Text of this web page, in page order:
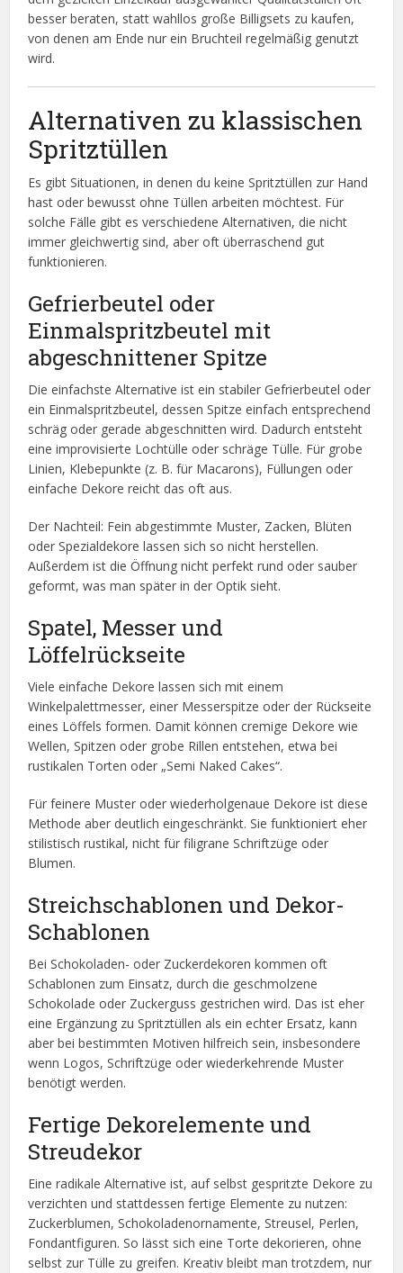
besser beraten, statt wahllos große Billigsets zu kaufen,
von denen am Ende nur ein Bruchteil regelmäßig genutzt
wird.
Alternativen zu klassischen
Spritztüllen
Es gibt Situationen, in denen du keine Spritztüllen zur Hand
hast oder bewusst ohne Tüllen arbeiten möchtest. Für
solche Fälle gibt es verschiedene Alternativen, die nicht
immer gleichwertig sind, aber oft überraschend gut
funktionieren.
Gefrierbeutel oder
Einmalspritzbeutel mit
abgeschnittener Spitze
Die einfachste Alternative ist ein stabiler Gefrierbeutel oder
ein Einmalspritzbeutel, dessen Spitze einfach entsprechend
schräg oder gerade abgeschnitten wird. Dadurch entsteht
eine improvisierte Lochtülle oder schräge Tülle. Für grobe
Linien, Klebepunkte (z. B. für Macarons), Füllungen oder
einfache Dekore reicht das oft aus.
Der Nachteil: Fein abgestimmte Muster, Zacken, Blüten
oder Spezialdekore lassen sich so nicht herstellen.
Außerdem ist die Öffnung nicht perfekt rund oder sauber
geformt, was man später in der Optik sieht.
Spatel, Messer und
Löffelrückseite
Viele einfache Dekore lassen sich mit einem
Winkelpalettmesser, einer Messerspitze oder der Rückseite
eines Löffels formen. Damit können cremige Dekore wie
Wellen, Spitzen oder grobe Rillen entstehen, etwa bei
rustikalen Torten oder „Semi Naked Cakes“.
Für feinere Muster oder wiederholgenaue Dekore ist diese
Methode aber deutlich eingeschränkt. Sie funktioniert eher
stilistisch rustikal, nicht für filigrane Schriftzüge oder
Blumen.
Streichschablonen und Dekor-
Schablonen
Bei Schokoladen- oder Zuckerdekoren kommen oft
Schablonen zum Einsatz, durch die geschmolzene
Schokolade oder Zuckerguss gestrichen wird. Das ist eher
eine Ergänzung zu Spritztüllen als ein echter Ersatz, kann
aber bei bestimmten Motiven hilfreich sein, insbesondere
wenn Logos, Schriftzüge oder wiederkehrende Muster
benötigt werden.
Fertige Dekorelemente und
Streudekor
Eine radikale Alternative ist, auf selbst gespritzte Dekore zu
verzichten und stattdessen fertige Elemente zu nutzen:
Zuckerblumen, Schokoladenornamente, Streusel, Perlen,
Fondantfiguren. So lässt sich eine Torte dekorieren, ohne
selbst zur Tülle zu greifen. Kreativ bleibt man trotzdem, nur